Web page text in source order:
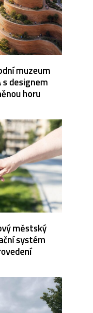
muzeum
s designem
horu
městský
systém